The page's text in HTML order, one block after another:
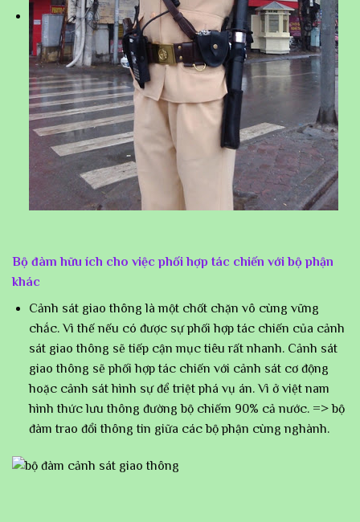
Bộ đàm hữu ích cho việc phối hợp tác chiến với bộ phận
khác
Cảnh sát giao thông là một chốt chặn vô cùng vững
chắc. Vì thế nếu có được sự phối hợp tác chiến của cảnh
sát giao thông sẽ tiếp cận mục tiêu rất nhanh. Cảnh sát
giao thông sẽ phối hợp tác chiến với cảnh sát cơ động
hoặc cảnh sát hình sự để triệt phá vụ án. Vì ở việt nam
hình thức lưu thông đường bộ chiếm 90% cả nước. => bộ
đàm trao đổi thông tin giữa các bộ phận cùng nghành.